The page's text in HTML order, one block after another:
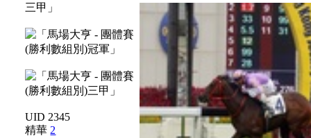
UID 2345
精華 2